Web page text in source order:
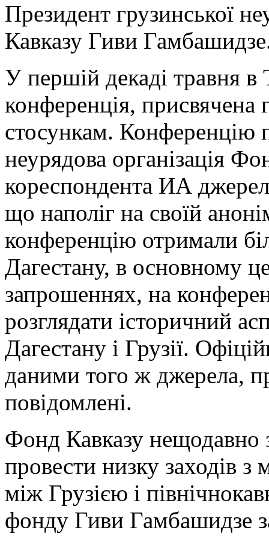
Президент грузинської
Кавказу Гиви
У першій декаді травня в
конференція, присвячена
стосункам. Конференцію
неурядова організація
кореспондента ИА
що наполіг на своїй
конференцію отримали
Дагестану, в основному
запрошеннях, на
розглядати історичний
Дагестану і Грузії.
даними того ж джерела,
повідомлені.
Фонд Кавказу нещодавно
провести низку заходів з
між Грузією і
фонду Гиви Гамбашидзе